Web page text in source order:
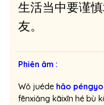
生活当中要谨
友。
Phiên âm :
Wǒ juéde hǎo
fēnxiǎng kāixīn hé bù